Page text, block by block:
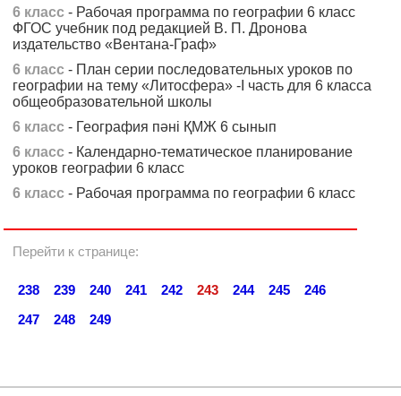
6 класс - Рабочая программа по географии 6 класс
ФГОС учебник под редакцией В. П. Дронова
издательство «Вентана-Граф»
6 класс - План серии последовательных уроков по
географии на тему «Литосфера» -I часть для 6 класса
общеобразовательной школы
6 класс - География пәні ҚМЖ 6 сынып
6 класс - Календарно-тематическое планирование
уроков географии 6 класс
6 класс - Рабочая программа по географии 6 класс
Перейти к странице:
238 239 240 241 242 243 244 245
246
247
248 249